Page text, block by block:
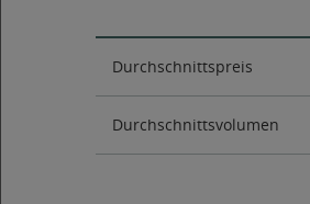
Durchschnittspreis
Durchschnittsvolumen